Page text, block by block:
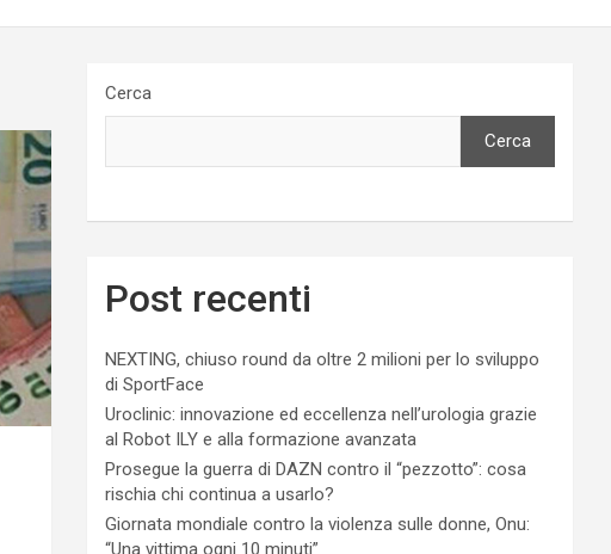
Cerca
Cerca
Post recenti
NEXTING, chiuso round da oltre 2 milioni per lo sviluppo
di SportFace
Uroclinic: innovazione ed eccellenza nell’urologia grazie
al Robot ILY e alla formazione avanzata
Prosegue la guerra di DAZN contro il “pezzotto”: cosa
rischia chi continua a usarlo?
Giornata mondiale contro la violenza sulle donne, Onu:
“Una vittima ogni 10 minuti”